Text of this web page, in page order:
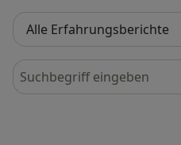
Bewertungen durchsuchen